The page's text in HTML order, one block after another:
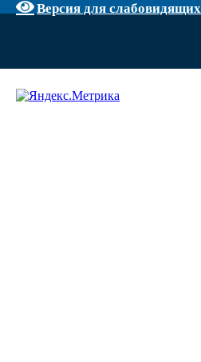
Версия для слабовидящих